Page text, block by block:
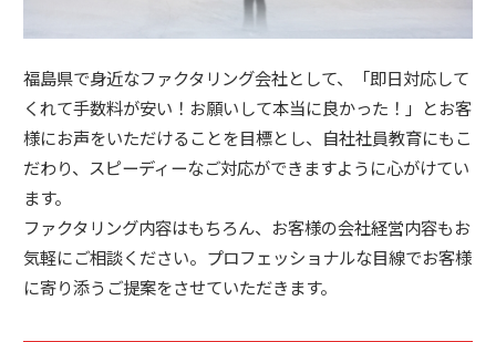
福島県で身近なファクタリング会社として、「即日対応して
くれて手数料が安い！お願いして本当に良かった！」とお客
様にお声をいただけることを目標とし、自社社員教育にもこ
だわり、スピーディーなご対応ができますように心がけてい
ます。
ファクタリング内容はもちろん、お客様の会社経営内容もお
気軽にご相談ください。プロフェッショナルな目線でお客様
に寄り添うご提案をさせていただきます。